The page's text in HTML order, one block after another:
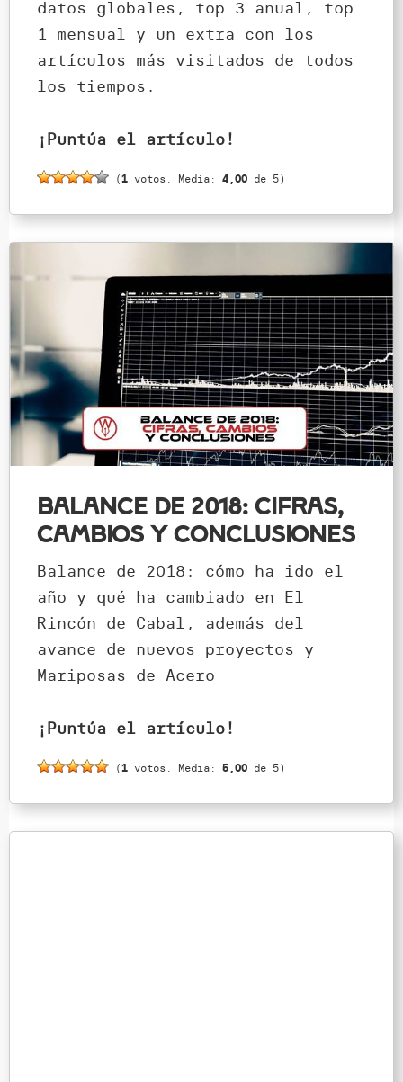
datos globales, top 3 anual, top
1 mensual y un extra con los
artículos más visitados de todos
los tiempos.
¡Puntúa el artículo!
(1 votos. Media: 4,00 de 5)
Balance de 2018: cifras,
cambios y conclusiones
Balance de 2018: cómo ha ido el
año y qué ha cambiado en El
Rincón de Cabal, además del
avance de nuevos proyectos y
Mariposas de Acero
¡Puntúa el artículo!
(1 votos. Media: 5,00 de 5)